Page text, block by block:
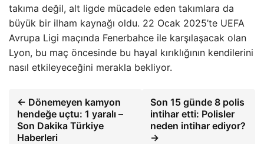
takıma değil, alt ligde mücadele eden takımlara da
büyük bir ilham kaynağı oldu. 22 Ocak 2025’te UEFA
Avrupa Ligi maçında Fenerbahce ile karşılaşacak olan
Lyon, bu maç öncesinde bu hayal kırıklığının kendilerini
nasıl etkileyeceğini merakla bekliyor.
← Dönemeyen kamyon
hendeğe uçtu: 1 yaralı –
Son Dakika Türkiye
Haberleri
Son 15 günde 8 polis
intihar etti: Polisler
neden intihar ediyor?
→